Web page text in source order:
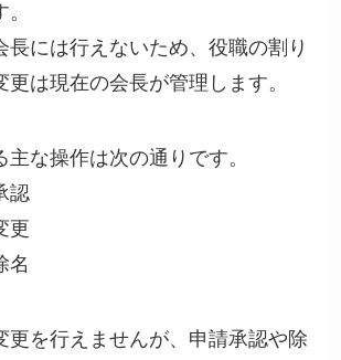
長には行えないため、役職の割り
更は現在の会長が管理します。
な操作は次の通りです。
認
更
名
更を行えませんが、申請承認や除